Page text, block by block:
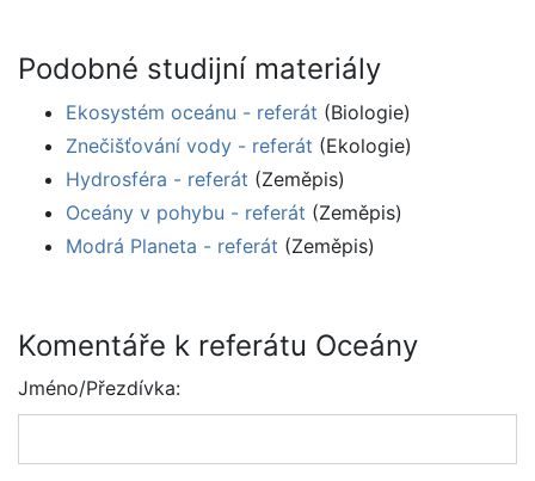
Podobné studijní materiály
Ekosystém oceánu - referát (Biologie)
Znečišťování vody - referát (Ekologie)
Hydrosféra - referát (Zeměpis)
Oceány v pohybu - referát (Zeměpis)
Modrá Planeta - referát (Zeměpis)
Komentáře k referátu Oceány
Jméno/Přezdívka: